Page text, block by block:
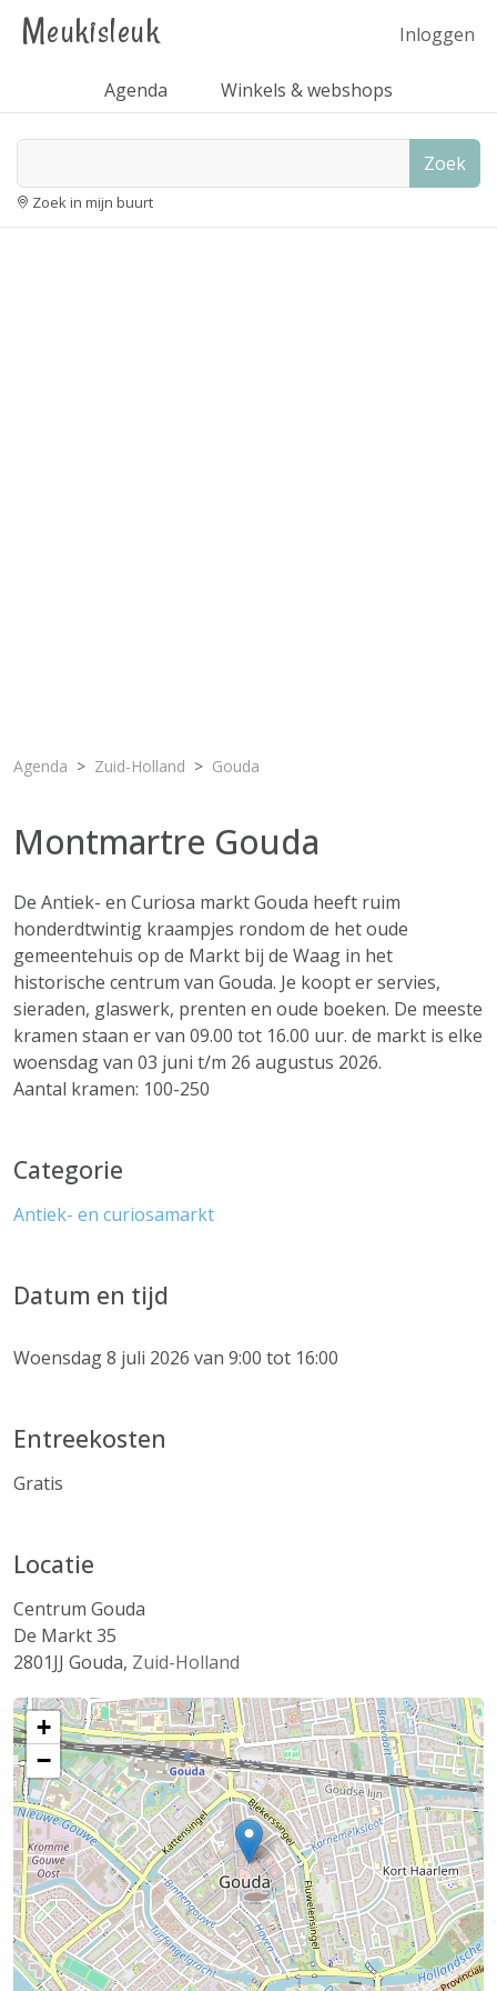
Meukisleuk Inloggen
Agenda Winkels & webshops
Zoek
Zoek in mijn buurt
Agenda Zuid-Holland Gouda
Montmartre Gouda
De Antiek- en Curiosa markt Gouda heeft ruim
honderdtwintig kraampjes rondom de het oude
gemeentehuis op de Markt bij de Waag in het
historische centrum van Gouda. Je koopt er servies,
sieraden, glaswerk, prenten en oude boeken. De meeste
kramen staan er van 09.00 tot 16.00 uur. de markt is elke
woensdag van 03 juni t/m 26 augustus 2026.
Aantal kramen: 100-250
Categorie
Antiek- en curiosamarkt
Datum en tijd
Woensdag 8 juli 2026 van 9:00 tot 16:00
Entreekosten
Gratis
Locatie
Centrum Gouda
De Markt 35
2801JJ Gouda, Zuid-Holland
+
−